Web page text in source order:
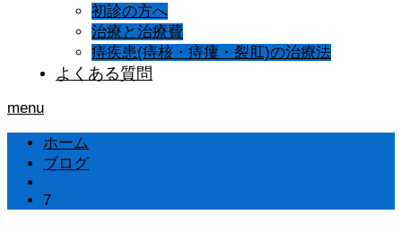
初診の方へ
治療と治療費
痔疾患(痔核・痔瘻・裂肛)の治療法
よくある質問
menu
ホーム
ブログ
7